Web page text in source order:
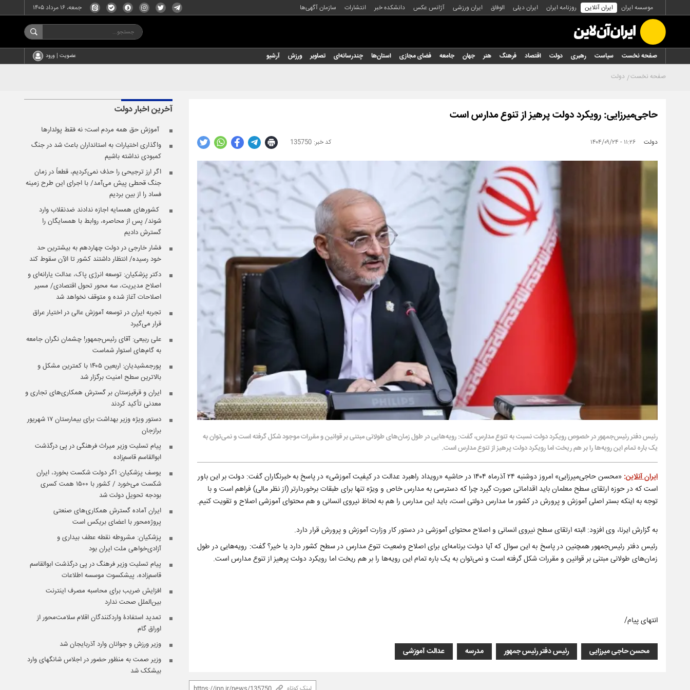
موسسه ایران ایران آنلاین روزنامه ایران ایران دیلی الوفاق ایران ورزشی آژانس عکس دانشکده خبر انتشارات سازمان آگهی‌ها جمعه، ۱۶ مرداد ۱۴۰۵
صفحه نخست سیاست رهبری دولت اقتصاد فرهنگ هنر جهان جامعه فضای مجازی استان‌ها چندرسانه‌ای تصاویر ورزش آرشیو عضویت | ورود
صفحه نخست دولت
حاجی‌میرزایی: رویکرد دولت پرهیز از تنوع مدارس است
دولت ۱۱:۲۶ - ۱۴۰۴/۰۹/۲۴ 135750
رئیس‌ دفتر رئیس‌جمهور در خصوص رویکرد دولت نسبت به تنوع مدارس، گفت: رویه‌هایی در طول زمان‌های طولانی مبتنی بر قوانین و مقررات موجود شکل گرفته است و نمی‌توان به
یک باره تمام این رویه‌ها را بر هم ریخت اما رویکرد دولت پرهیز از تنوع مدارس است.
ایران آنلاین:
«محسن حاجی‌میرزایی» امروز دوشنبه ۲۴ آذرماه ۱۴۰۴ در حاشیه «رویداد راهبرد عدالت در کیفیت آموزشی» در پاسخ به خبرنگاران گفت: دولت بر این باور
است که در حوزه ارتقای سطح معلمان باید اقداماتی صورت گیرد چرا که دسترسی به مدارس خاص و ویژه تنها برای طبقات برخوردارتر (از نظر مالی) فراهم است و با
توجه به اینکه بستر اصلی آموزش و پرورش در کشور ما مدارس دولتی است، باید این مدارس را هم به لحاظ نیروی انسانی و هم محتوای آموزشی اصلاح و تقویت کنیم.
به گزارش ایرنا، وی افزود: البته ارتقای سطح نیروی انسانی و اصلاح محتوای آموزشی در دستور کار وزارت آموزش و پرورش قرار دارد.
رئیس دفتر رئیس‌جمهور همچنین در پاسخ به این سوال که آیا دولت برنامه‌ای برای اصلاح وضعیت تنوع مدارس در سطح کشور دارد یا خیر؟ گفت: رویه‌هایی در طول
زمان‌های طولانی مبتنی بر قوانین و مقررات شکل گرفته است و نمی‌توان به یک باره تمام این رویه‌ها را بر هم ریخت اما رویکرد دولت پرهیز از تنوع مدارس است.
انتهای پیام/
محسن حاجی میرزایی رئیس دفتر رئیس جمهور مدرسه عدالت آموزشی
آخرین اخباردولت
️ آموزش حق همه مردم است؛ نه فقط پولدارها
واگذاری اختیارات به استانداران باعث شد در جنگ
کمبودی نداشته باشیم
اگر ارز ترجیحی را حذف نمی‌کردیم، قطعاً در زمان
جنگ قحطی پیش می‌آمد/ با اجرای این طرح زمینه
فساد را از بین بردیم
️ کشورهای همسایه اجازه ندادند ضدنقلاب وارد
شوند/ پس از محاصره، روابط با همسایگان را
گسترش دادیم
فشار خارجی در دولت چهاردهم به بیشترین حد
خود رسیده/ انتظار داشتند کشور تا الآن سقوط کند
دکتر پزشکیان: توسعه انرژی پاک، عدالت یارانه‌ای و
اصلاح مدیریت، سه محور تحول اقتصادی/ مسیر
اصلاحات آغاز شده و متوقف نخواهد شد
تجربه ایران در توسعه آموزش عالی در اختیار عراق
قرار می‌گیرد
علی ربیعی: آقای رئیس‌جمهور! چشمان نگران جامعه
به گام‌های استوار شماست
پورجمشیدیان: اربعین ۱۴۰۵ با کمترین مشکل و
بالاترین سطح امنیت برگزار شد
ایران و قرقیزستان بر گسترش همکاری‌های تجاری و
معدنی تأکید کردند
دستور ویژه وزیر بهداشت برای بیمارستان ۱۷ شهریور
برازجان
پیام تسلیت وزیر میراث فرهنگی در پی درگذشت
ابوالقاسم قاسم‌زاده
یوسف پزشکیان: اگر دولت شکست بخورد، ایران
شکست می‌خورد / کشور با ۱۵۰۰ همت کسری
بودجه تحویل دولت شد
ایران آماده گسترش همکاری‌های صنعتی
پروژه‌محور با اعضای بریکس است
پزشکیان: مشروطه نقطه عطف بیداری و
آزادی‌خواهی ملت ایران بود
پیام تسلیت وزیر فرهنگ در پی درگذشت ابوالقاسم
قاسم‌زاده، پیشکسوت موسسه اطلاعات
افزایش ضریب برای محاسبه مصرف اینترنت
بین‌الملل صحت ندارد
تمدید استفادۀ واردکنندگان اقلام سلامت‌محور از
اوراق گام
وزیر ورزش و جوانان وارد آذربایجان شد
وزیر صمت به منظور حضور در اجلاس شانگهای وارد
بیشکک شد